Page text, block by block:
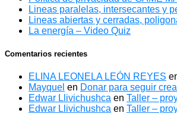
Lineas paralelas, intersecantes y
Lineas abiertas y cerradas,
La energía – Video Quiz
Comentarios recientes
ELINA LEONELA LEÓN REYES
Mayquel en Donar para seguir
Edwar Llivichushca en Taller –
Edwar Llivichushca en Taller –